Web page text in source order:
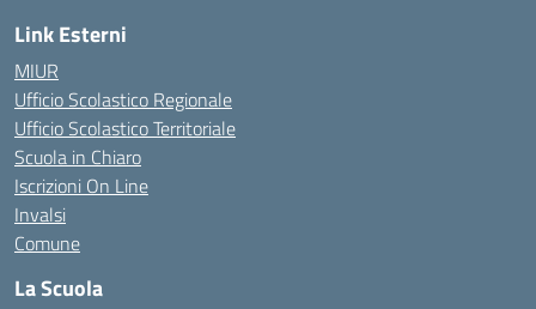
Link Esterni
MIUR
Ufficio Scolastico Regionale
Ufficio Scolastico Territoriale
Scuola in Chiaro
Iscrizioni On Line
Invalsi
Comune
La Scuola